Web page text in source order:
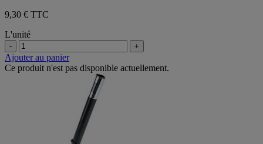
9,30 € TTC
L'unité
- +
Ajouter au panier
Ce produit n'est pas disponible actuellement.